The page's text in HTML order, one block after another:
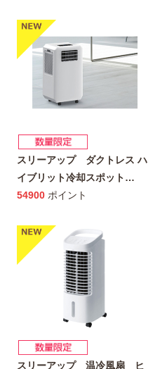
スリーアップ ダクトレス ハ
イブリット冷却スポット…
54900 ポイント
スリーアップ 温冷風扇 ヒ